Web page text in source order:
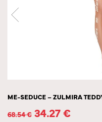
ME-SEDUCE – ZULMIRA
68.54€ 34.27€